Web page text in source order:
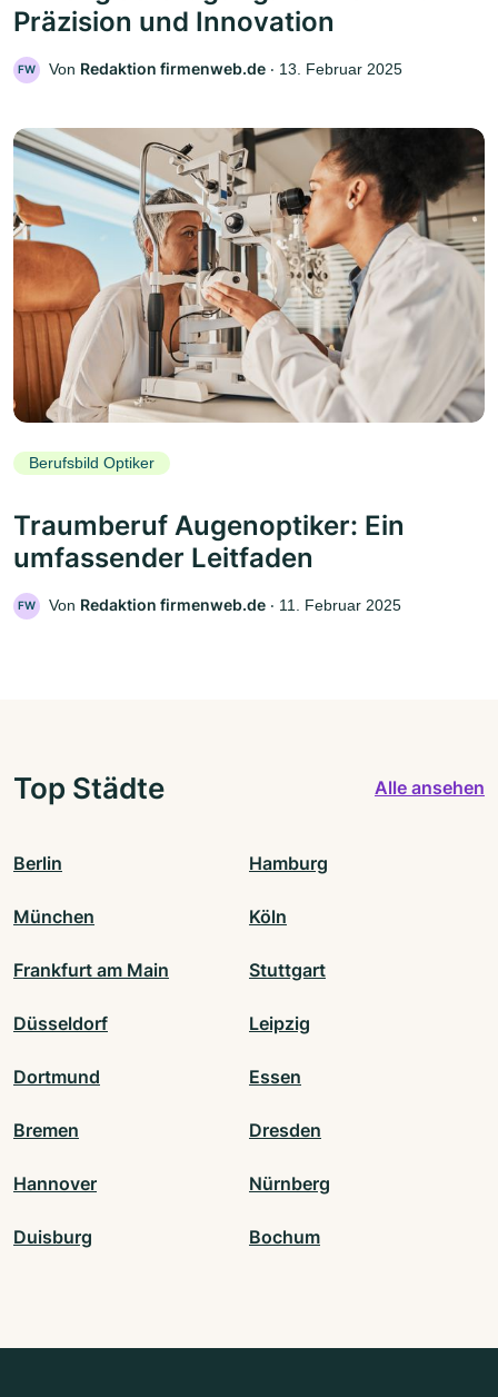
Präzision und Innovation
FW Von Redaktion firmenweb.de ‧ 13. Februar 2025
Berufsbild Optiker
Traumberuf Augenoptiker: Ein
umfassender Leitfaden
FW Von Redaktion firmenweb.de ‧ 11. Februar 2025
Top Städte Alle ansehen
Berlin Hamburg
München Köln
Frankfurt am Main Stuttgart
Düsseldorf Leipzig
Dortmund Essen
Bremen Dresden
Hannover Nürnberg
Duisburg Bochum